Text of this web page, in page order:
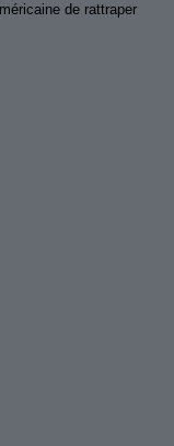
de rattraper